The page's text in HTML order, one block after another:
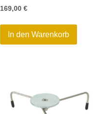
169,00 €
In den Warenkorb